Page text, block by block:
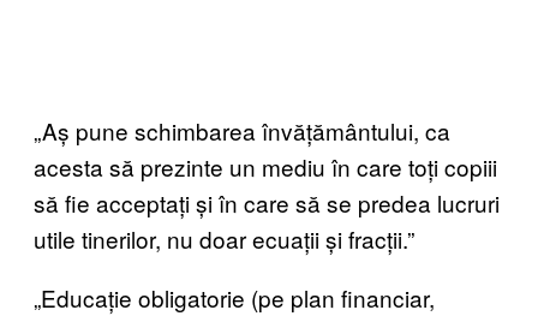
„Aș pune schimbarea învățământului, ca
acesta să prezinte un mediu în care toți copiii
să fie acceptați și în care să se predea lucruri
utile tinerilor, nu doar ecuații și fracții.”
„Educație obligatorie (pe plan financiar,